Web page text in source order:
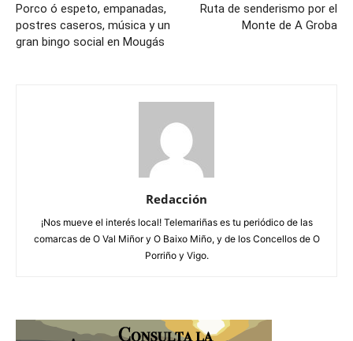
Porco ó espeto, empanadas,
postres caseros, música y un
gran bingo social en Mougás
Ruta de senderismo por el
Monte de A Groba
Redacción
¡Nos mueve el interés local! Telemariñas es tu periódico de las
comarcas de O Val Miñor y O Baixo Miño, y de los Concellos de O
Porriño y Vigo.